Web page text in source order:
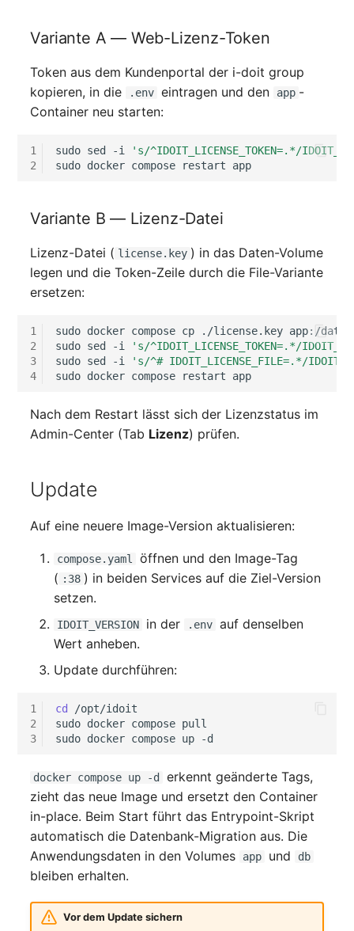
Variante A — Web-Lizenz-Token
Token aus dem Kundenportal der i-doit group
kopieren, in die
.env eintragen und den app -
Container neu starten:
1
2
sudo sed -i
's/^IDOIT_LICENSE_TOKEN=.*/
sudo docker compose restart
Variante B — Lizenz-Datei
Lizenz-Datei ( license.key ) in das Daten-Volume
legen und die Token-Zeile durch die File-Variante
ersetzen:
1
2
3
4
sudo docker compose cp ./license.key app:/
sudo sed -i
's/^IDOIT_LICENSE_TOKEN=.*/
sudo sed -i
's/^# IDOIT_LICENSE_FILE=.*/
sudo docker compose restart
Nach dem Restart lässt sich der Lizenzstatus im
Admin-Center (Tab Lizenz) prüfen.
Update
Auf eine neuere Image-Version aktualisieren:
compose.yaml
öffnen und den Image-Tag
( :38 ) in beiden Services auf die Ziel-Version
setzen.
IDOIT_VERSION in der .env auf denselben
Wert anheben.
Update durchführen:
1
2
3
cd
/opt/idoit
sudo docker compose pull
sudo docker compose up
docker compose up -d
erkennt geänderte Tags,
zieht das neue Image und ersetzt den Container
in-place. Beim Start führt das Entrypoint-Skript
automatisch die Datenbank-Migration aus. Die
Anwendungsdaten in den Volumes
app und db
bleiben erhalten.
Vor dem Update sichern